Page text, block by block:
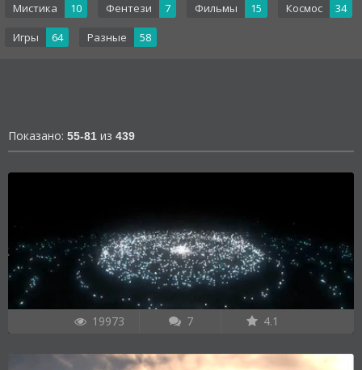
Мистика
10 Фентези 7 Фильмы 15 Космос
34
Игры
64 Разные 58
Показано: 55-81 из 439
19973 7 4.1